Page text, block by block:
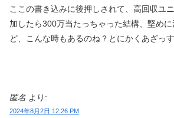
ここの書き込みに後押しされて、高回収ユ
加したら300万当たっちゃった結構、堅め
ど、こんな時もあるのね？とにかくあざっす
匿名 より:
2024年8月2日 12:26 PM